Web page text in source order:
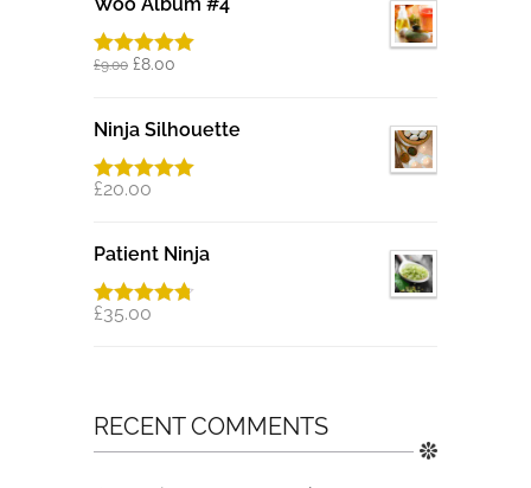
Rated5.00
£9.00 £8.00
Ninja Silhouette
Rated
£20.00
Patient Ninja
Rated
£35.00
RECENT COMMENTS